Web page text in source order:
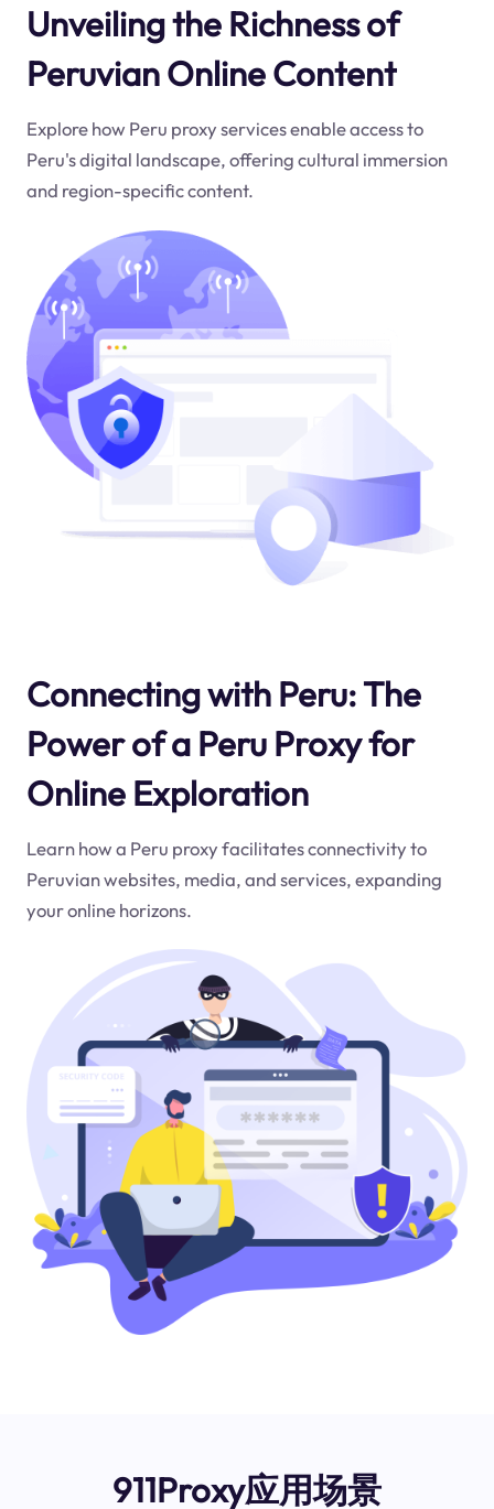
Unveiling the Richness of
Peruvian Online Content
Explore how Peru proxy services enable access to
Peru's digital landscape, offering cultural immersion
and region-specific content.
Connecting with Peru: The
Power of a Peru Proxy for
Online Exploration
Learn how a Peru proxy facilitates connectivity to
Peruvian websites, media, and services, expanding
your online horizons.
911Proxy应用场景